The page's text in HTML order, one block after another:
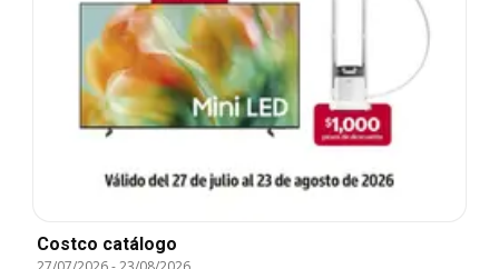
Costco catálogo